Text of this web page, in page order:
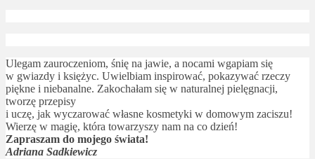
Ulegam zauroczeniom, śnię na jawie, a nocami wgapiam się
w gwiazdy i księżyc. Uwielbiam inspirować, pokazywać rzeczy
piękne i niebanalne. Zakochałam się w naturalnej pielęgnacji,
tworzę przepisy
i uczę, jak wyczarować własne kosmetyki w domowym zaciszu!
Wierzę w magię, która towarzyszy nam na co dzień!
Zapraszam do mojego świata!
Adriana Sadkiewicz